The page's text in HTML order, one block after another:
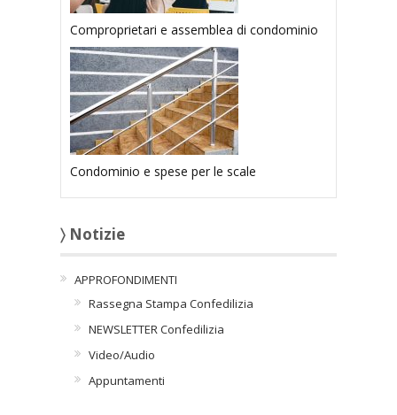
Comproprietari e assemblea di condominio
Condominio e spese per le scale
〉 Notizie
APPROFONDIMENTI
Rassegna Stampa Confedilizia
NEWSLETTER Confedilizia
Video/Audio
Appuntamenti